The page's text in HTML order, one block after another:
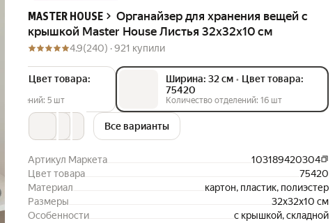
MASTER HOUSE
Органайзер для хранения вещей с
крышкой Master House Листья 32х32х10 см
4.9(240) ·921 купили
Цвет товара:
отделений: 5 шт
Ширина: 32 см • Цвет товара:
75420
Количество отделений: 16 шт
Все варианты
Артикул Маркета
103189420304
Цвет товара
75420
Материал
картон, пластик, полиэстер
Размеры
32x32x10 см
Особенности
с крышкой, складной